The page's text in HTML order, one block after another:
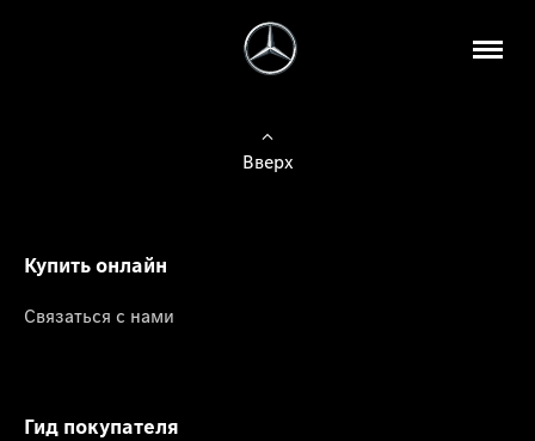
Вверх
Купить онлайн
Связаться с нами
Гид покупателя